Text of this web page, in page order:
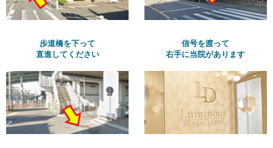
歩道橋を下って
直進してください
信号を渡って
右手に当院があります